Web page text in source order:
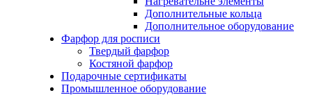
Дополнительные кольца
Дополнительное оборудование
Фарфор для росписи
Твердый фарфор
Костяной фарфор
Подарочные сертификаты
Промышленное оборудование